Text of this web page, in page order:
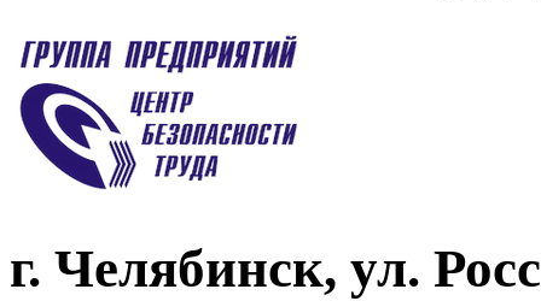
г. Челябинск, ул.